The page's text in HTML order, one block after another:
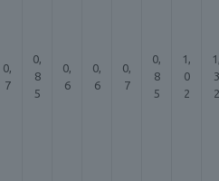
0,
7
0,
8
5
0,
6
0,
6
0,
7
0,
8
5
1,
0
2
3
2